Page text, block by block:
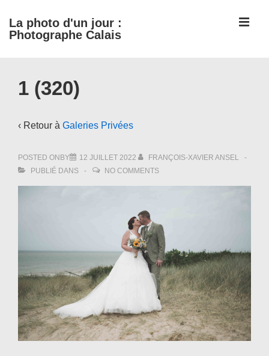
passer
au
La photo d'un jour :
Photographe Calais
Navigation
1 (320)
‹ Retour à Galeries Privées
POSTED ONBY 12 JUILLET 2022
FRANÇOIS-XAVIER ANSEL
PUBLIÉ DANS
NO COMMENTS